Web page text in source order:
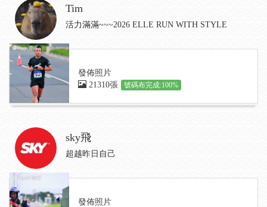
Tim
活力滿滿~~~2026 ELLE RUN WITH STYLE
發佈照片
21310張
號碼布完成:100%
sky飛
超越昨日自己
發佈照片